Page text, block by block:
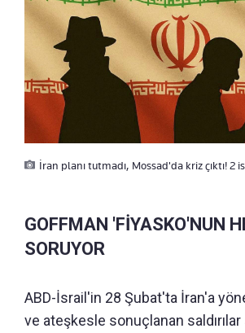
İran planı tutmadı, Mossad'da kriz çıktı! 2
GOFFMAN 'FİYASKO'NUN
SORUYOR
ABD-İsrail'in 28 Şubat'ta İran'a
ve ateşkesle sonuçlanan saldırılar